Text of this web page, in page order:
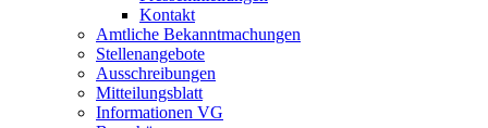
Kontakt
Amtliche Bekanntmachungen
Stellenangebote
Ausschreibungen
Mitteilungsblatt
Informationen VG